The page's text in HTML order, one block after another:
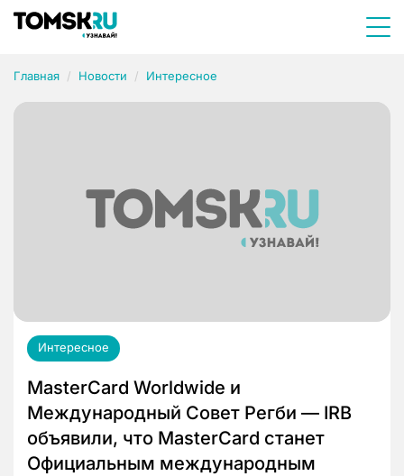
Главная Новости Интересное
Интересное
MasterCard Worldwide и
Международный Совет Регби — IRB
объявили, что MasterCard станет
Официальным международным